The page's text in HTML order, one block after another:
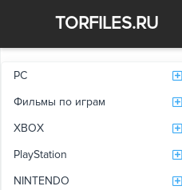
TORFILES.RU
PC
Фильмы по играм
XBOX
PlayStation
NINTENDO